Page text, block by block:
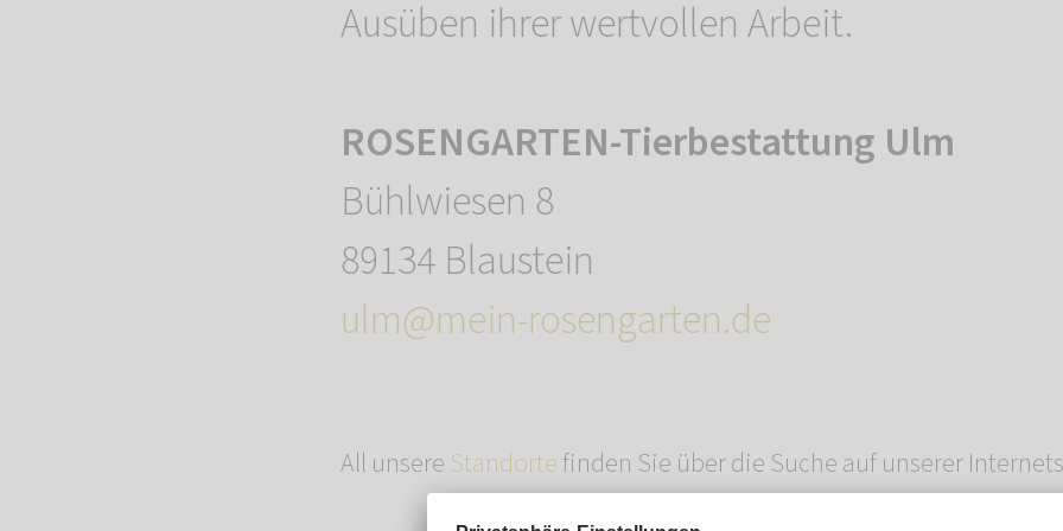
Ausüben ihrer wertvollen Arbeit.
ROSENGARTEN-Tierbestattung Ulm
Bühlwiesen 8
89134 Blaustein
ulm@mein-rosengarten.de
All unsereStandortefinden Sie über die Suche auf unserer